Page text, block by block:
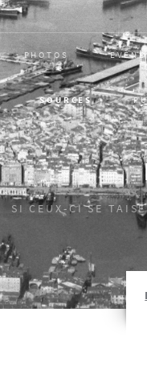
SI CEUX-CI SE
PHOTOS
SOURCES